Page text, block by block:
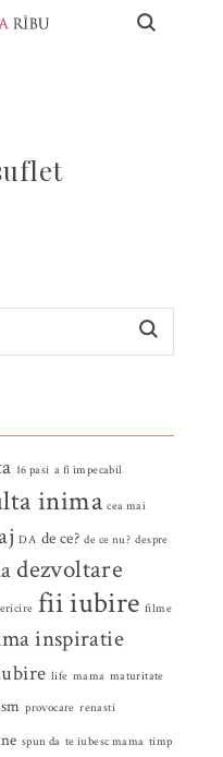
16 pasi a fi impecabil
inima cea mai
DA de ce? de ce nu? despre
dezvoltare
fii iubire filme
inspiratie
life mama maturitate
provocare renasti
spun da te iubesc mama timp